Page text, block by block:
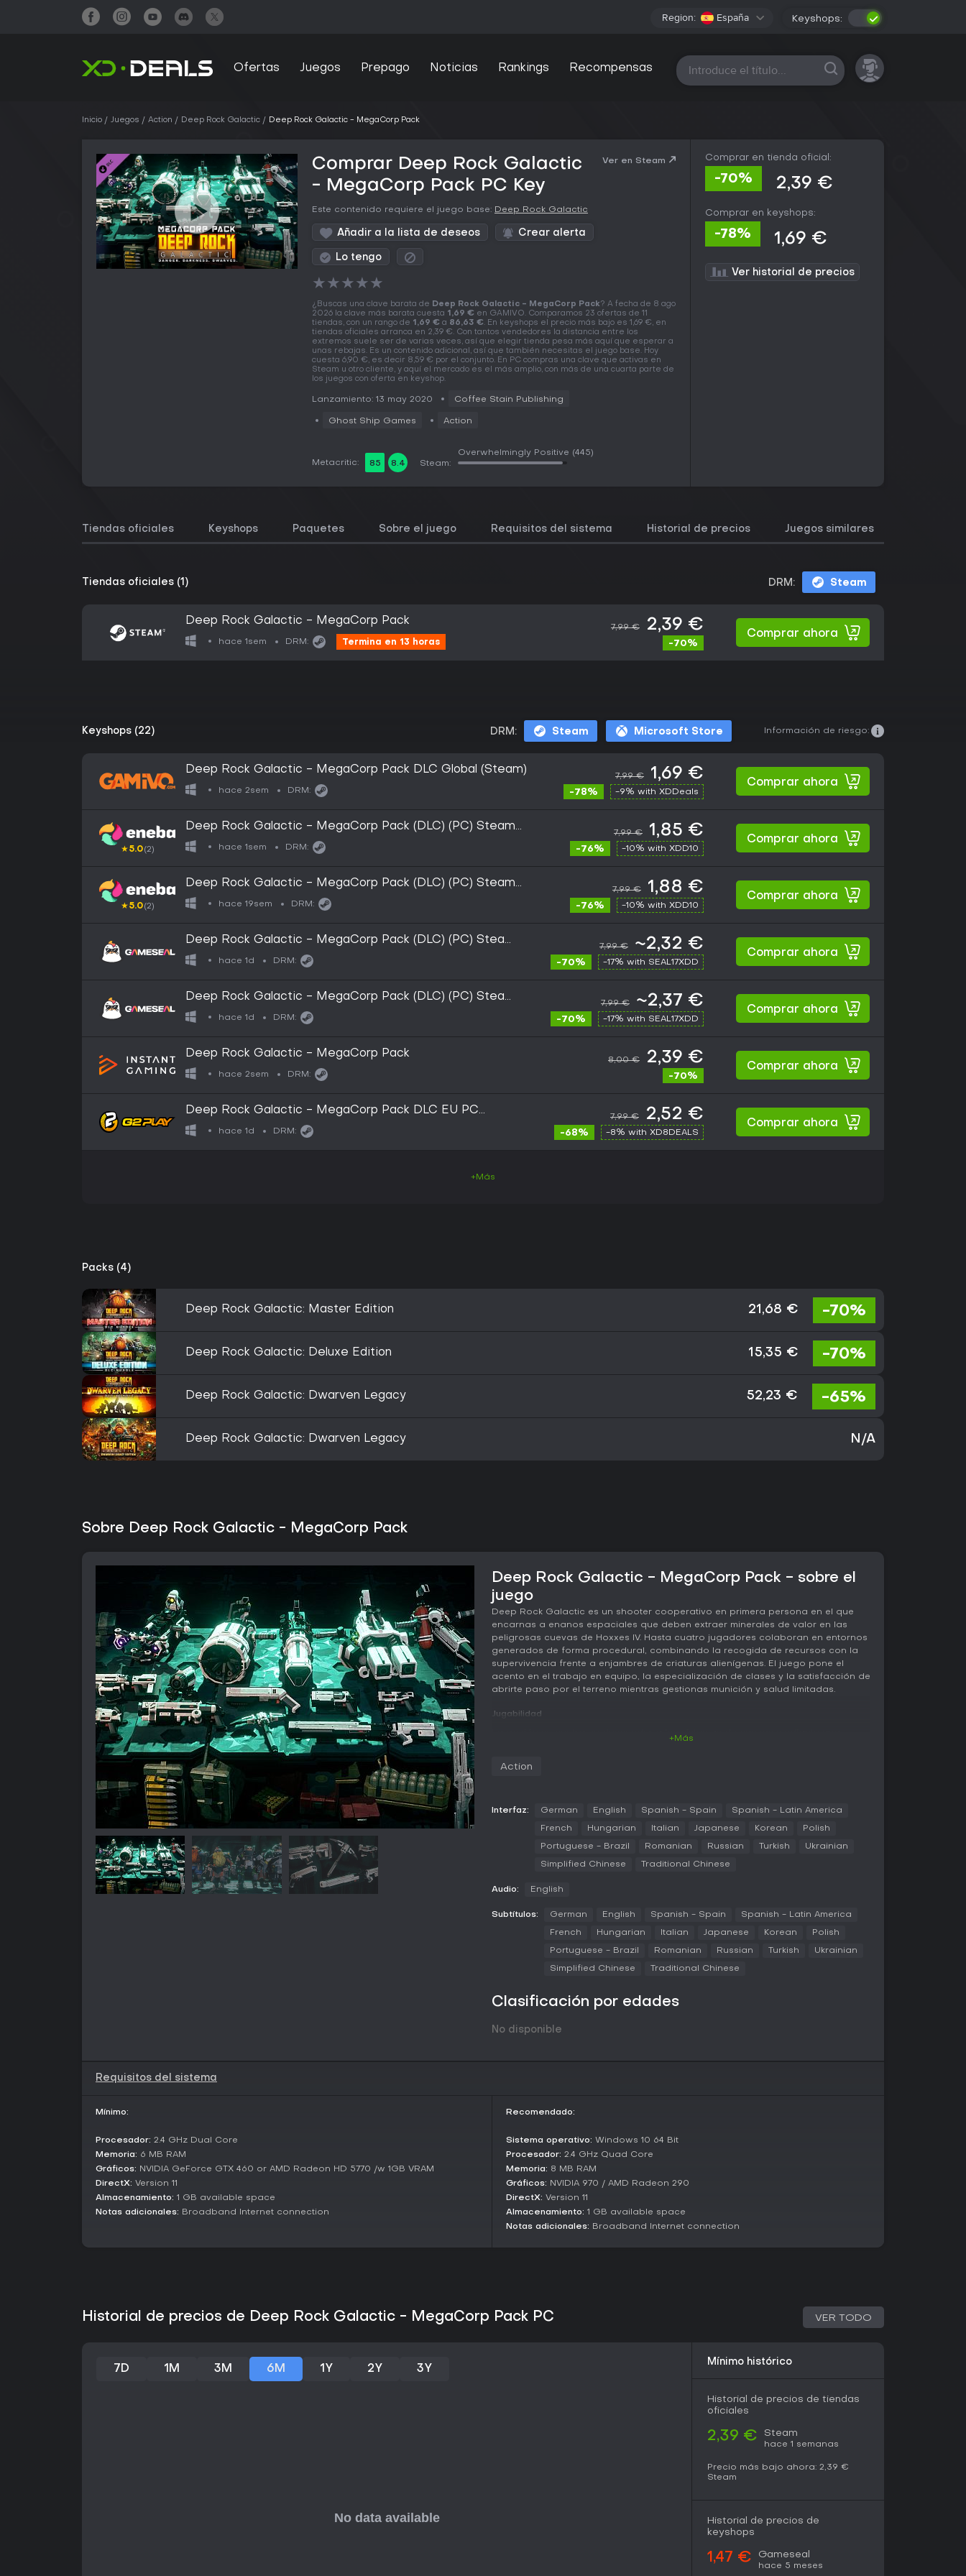
Region: España Keyshops:
Ofertas Juegos Prepago Noticias Rankings Recompensas Todas las plataformas
Inicio Juegos Action Deep Rock Galactic Deep Rock Galactic - MegaCorp Pack
Comprar Deep Rock Galactic
- MegaCorp Pack PC Key
Ver en Steam
Este contenido requiere el juego base: Deep Rock Galactic
Añadir a la lista de deseos Crear alerta
Lo tengo
★★★★★
¿Buscas una clave barata de Deep Rock Galactic - MegaCorp Pack? A fecha de 8 ago
2026 la clave más barata cuesta 1,69 € en GAMIVO. Comparamos 23 ofertas de 11
tiendas, con un rango de 1,69 € a 86,63 €. En keyshops el precio más bajo es 1,69 €, en
tiendas oficiales arranca en 2,39 €. Con tantos vendedores la distancia entre los
extremos suele ser de varias veces, así que elegir tienda pesa más aquí que esperar a
unas rebajas. Es un contenido adicional, así que también necesitas el juego base. Hoy
cuesta 6,90 €, es decir 8,59 € por el conjunto. En PC compras una clave que activas en
Steam u otro cliente, y aquí el mercado es el más amplio, con más de una cuarta parte de
los juegos con oferta en keyshop.
Lanzamiento: 13 may 2020 Coffee Stain Publishing
Ghost Ship Games Action
Metacritic: 85 8.4 Steam:
Overwhelmingly Positive (445)
Comprar en tienda oficial:
-70% 2,39 €
Comprar en keyshops:
-78% 1,69 €
Ver historial de precios
Tiendas oficiales Keyshops Paquetes Sobre el juego Requisitos del sistema Historial de precios Juegos similares
Tiendas oficiales (1) DRM: Steam
Deep Rock Galactic - MegaCorp Pack
hace 1sem DRM: Termina en 13 horas
7,99 € 2,39 €
-70%
Comprar ahora
Keyshops (22) DRM: Steam Microsoft Store Información de riesgo:
Deep Rock Galactic - MegaCorp Pack DLC Global (Steam)
hace 2sem DRM:
7,99 € 1,69 €
-78% -9% with XDDeals
Comprar ahora
★5.0(2)
Deep Rock Galactic - MegaCorp Pack (DLC) (PC) Steam
Key GLOBAL
hace 1sem DRM:
7,99 € 1,85 €
-76% -10% with XDD10
Comprar ahora
★5.0(2)
Deep Rock Galactic - MegaCorp Pack (DLC) (PC) Steam
Key EUROPE
hace 19sem DRM:
7,99 € 1,88 €
-76% -10% with XDD10
Comprar ahora
Deep Rock Galactic - MegaCorp Pack (DLC) (PC) Steam
Gift - GLOBAL
hace 1d DRM:
7,99 € ~2,32 €
-70% -17% with SEAL17XDD
Comprar ahora
Deep Rock Galactic - MegaCorp Pack (DLC) (PC) Steam
Gift - EU
hace 1d DRM:
7,99 € ~2,37 €
-70% -17% with SEAL17XDD
Comprar ahora
Deep Rock Galactic - MegaCorp Pack
hace 2sem DRM:
8,00 € 2,39 €
-70%
Comprar ahora
Deep Rock Galactic - MegaCorp Pack DLC EU PC
Steam Altergift
hace 1d DRM:
7,99 € 2,52 €
-68% -8% with XD8DEALS
Comprar ahora
+Más
Packs (4)
Deep Rock Galactic: Master Edition 21,68 € -70%
Deep Rock Galactic: Deluxe Edition 15,35 € -70%
Deep Rock Galactic: Dwarven Legacy 52,23 € -65%
Deep Rock Galactic: Dwarven Legacy N/A
Sobre Deep Rock Galactic - MegaCorp Pack
Deep Rock Galactic - MegaCorp Pack - sobre el
juego
Deep Rock Galactic es un shooter cooperativo en primera persona en el que
encarnas a enanos espaciales que deben extraer minerales de valor en las
peligrosas cuevas de Hoxxes IV. Hasta cuatro jugadores colaboran en entornos
generados de forma procedural, combinando la recogida de recursos con la
supervivencia frente a enjambres de criaturas alienígenas. El juego pone el
acento en el trabajo en equipo, la especialización de clases y la satisfacción de
abrirte paso por el terreno mientras gestionas munición y salud limitadas.
Jugabilidad
propias que fomentan la coordinación. El Scout se desplaza con un gancho y
tirolinas para cruzar grietas. El Driller destaca por excavar túneles y abrir
caminos con explosivos. En solitario, un robot de apoyo llamado Bosco se
destructibles, lo que permite modificar el campo de batalla abriendo nuevas
rutas o derrumbando secciones para frenar a los enemigos. La progresión
sin alterar el ciclo principal de minería y disparos.
Modos de juego
Las misiones varían en objetivos principales y peligros. En Mining Expedition hay
ataque enemigo. Egg Hunt consiste en localizar y recuperar huevos alienígenas
de nidos repartidos por las cuevas. Salvage Operation se centra en encontrar y
incorporan objetivos secundarios como recolectar minerales raros o eliminar
amenazas específicas. Los jugadores también pueden enfrentarse a Deep
Todos los modos incluyen advertencias y anomalías aleatorias que alteran el
contenido y recompensas. La Temporada 06, titulada Relics of Hoxxes, añadió
sistema permite cambiar entre temporadas activas en cualquier momento fuera
de las misiones. Los recursos obtenidos se destinan a modificaciones de armas
y opciones cosméticas, mientras que la experiencia sirve para subir de nivel las
clases y desbloquear ventajas. El juego recibe actualizaciones periódicas que
incorporan nuevos biomas, enemigos y modificadores de misión sin necesidad
de compras adicionales para acceder al contenido principal.
¿Merece la pena?
Deep Rock Galactic ofrece una experiencia cooperativa sólida gracias a las
2026, incluidos eventos como el Great Egg Hunt. Está pensado para grupos que
buscan acción centrada en el trabajo en equipo, en lugar de multijugador
sistemas de mejora y los modificadores de misión. La experiencia base funciona
+Más
Action
Interfaz: German English Spanish - Spain Spanish - Latin America
French Hungarian Italian Japanese Korean Polish
Portuguese - Brazil Romanian Russian Turkish Ukrainian
Simplified Chinese Traditional Chinese
Audio: English
Subtítulos: German English Spanish - Spain Spanish - Latin America
French Hungarian Italian Japanese Korean Polish
Portuguese - Brazil Romanian Russian Turkish Ukrainian
Simplified Chinese Traditional Chinese
Clasificación por edades
No disponible
Requisitos del sistema
Mínimo:
Procesador: 2.4 GHz Dual Core
Memoria: 6 MB RAM
Gráficos: NVIDIA GeForce GTX 460 or AMD Radeon HD 5770 /w 1GB VRAM
DirectX: Version 11
Almacenamiento: 1 GB available space
Notas adicionales: Broadband Internet connection
Recomendado:
Sistema operativo: Windows 10 64 Bit
Procesador: 2.4 GHz Quad Core
Memoria: 8 MB RAM
Gráficos: NVIDIA 970 / AMD Radeon 290
DirectX: Version 11
Almacenamiento: 1 GB available space
Notas adicionales: Broadband Internet connection
Historial de precios de Deep Rock Galactic - MegaCorp Pack PC VER TODO
7D 1M 3M 6M 1Y 2Y 3Y
Mínimo histórico
Historial de precios de tiendas
oficiales
2,39 € Steam
hace 1 semanas
Precio más bajo ahora: 2,39 €
Steam
Historial de precios de
keyshops
1,47 € Gameseal
hace 5 meses